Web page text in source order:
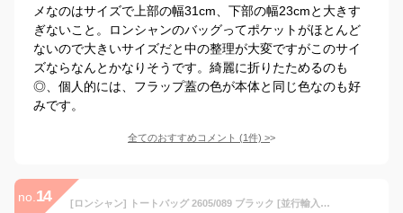
メなのはサイズで上部の幅31cm、下部の幅23cmと大きす
ぎないこと。ロンシャンのバッグってポケットがほとんど
ないので大きいサイズだと中の整理が大変ですがこのサイ
ズならなんとかなりそうです。綺麗に折りたためるのも
◎、個人的には、フラップ蓋の色が本体と同じ色なのも好
みです。
全てのおすすめコメント (1件) >
no. 14 [ロンシャン] トートバッグ 2605/089 ブラック [並行輸入品]